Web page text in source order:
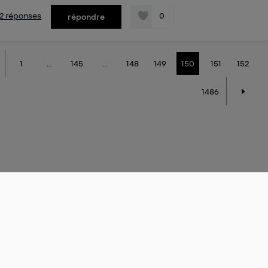
réponses répondre 0
1 145 148 149 150 151 152
1486